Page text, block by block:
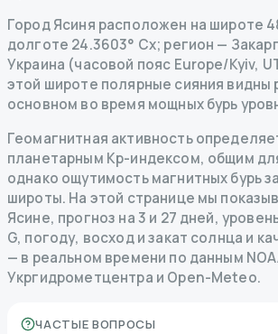
Город Ясиня расположен на широте
долготе 24.3603° Сх; регион —
Украина (часовой пояс Europe/Kyiv,
этой широте полярные сияния видны
основном во время мощных бурь
Геомагнитная активность
планетарным Kp-индексом, общим
однако ощутимость магнитных бурь
широты. На этой странице мы
Ясине, прогноз на 3 и 27 дней,
G, погоду, восход и закат солнца и
— в реальном времени по данным
Укргидрометцентра и Open-Meteo.
ЧАСТЫЕ ВОПРОСЫ